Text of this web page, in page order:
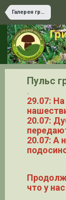
Галерея грибов
Пульс
.
29.07:
20.07:
20.07: А
что у